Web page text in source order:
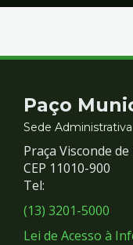
e
Redes
Sociais
Paço
Sede Administrativa
Praça Visconde
CEP 11010-900
Tel:
(13) 3201-5000
Lei de Acesso à